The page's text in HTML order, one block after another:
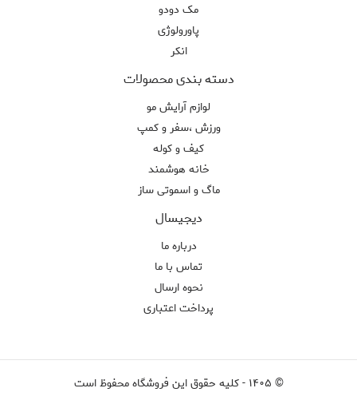
مک دودو
پاورولوژی
انکر
دسته بندی محصولات
لوازم آرایش مو
ورزش ،سفر و کمپ
کیف و کوله
خانه هوشمند
ماگ و اسموتی ساز
دیجیسال
درباره ما
تماس با ما
نحوه ارسال
پرداخت اعتباری
© ۱۴۰۵ -کلیه حقوق این فروشگاه محفوظ است